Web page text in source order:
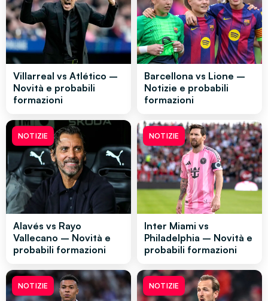
Villarreal vs Atlético –
Novità e probabili
formazioni
Barcellona vs Lione –
Notizie e probabili
formazioni
NOTIZIE
Alavés vs Rayo
Vallecano – Novità e
probabili formazioni
NOTIZIE
Inter Miami vs
Philadelphia – Novità e
probabili formazioni
NOTIZIE NOTIZIE